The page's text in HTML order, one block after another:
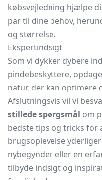
købsvejledning hjælpe
par til dine behov,
og størrelse.
Ekspertindsigt
Som vi dykker dybere
pindebeskyttere,
natur, der kan optimere
Afslutningsvis vil vi
stillede spørgsmål om
bedste tips og tricks for
brugsoplevelse
nybegynder eller en
tilbyde indsigt og